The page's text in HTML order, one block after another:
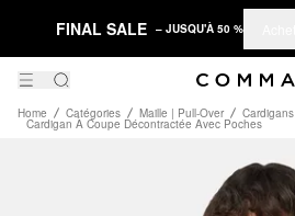
FINAL SALE – JUSQU'À 50 %
Home Catégories Maille | Pull-Over Cardigans
Cardigan À Coupe Décontractée Avec Poches